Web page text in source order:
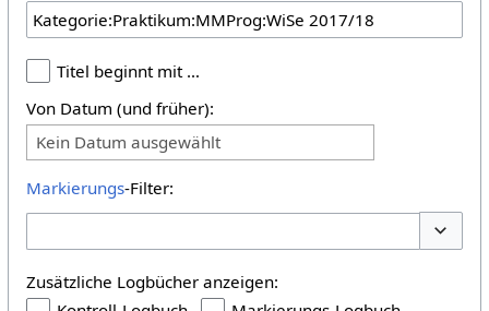
Titel beginnt mit …
Von Datum (und früher):
Kein Datum ausgewählt
Markierungs-Filter:
Zusätzliche Logbücher anzeigen: